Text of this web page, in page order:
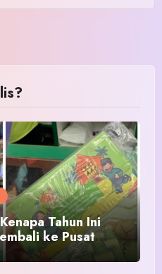
Tahun Ini
ke Pusat